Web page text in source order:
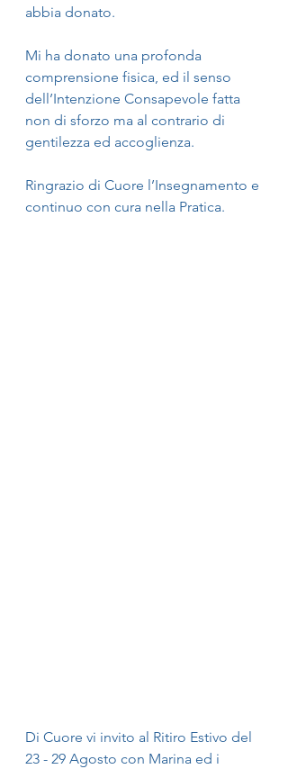
abbia donato.
Mi ha donato una profonda
comprensione fisica, ed il senso
dell’Intenzione Consapevole fatta
non di sforzo ma al contrario di
gentilezza ed accoglienza.
Ringrazio di Cuore l’Insegnamento e
continuo con cura nella Pratica.
Di Cuore vi invito al Ritiro Estivo del
23 - 29 Agosto con Marina ed i